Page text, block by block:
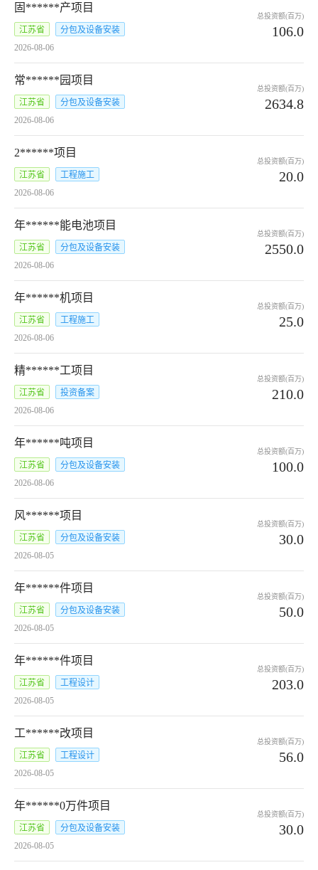
固******产项目
江苏省
分包及设备安装
2026-08-06
总投资额(百万)
106.0
常******园项目
江苏省
分包及设备安装
2026-08-06
总投资额(百万)
2634.8
2******项目
江苏省
工程施工
2026-08-06
总投资额(百万)
20.0
年******能电池项目
江苏省
分包及设备安装
2026-08-06
总投资额(百万)
2550.0
年******机项目
江苏省
工程施工
2026-08-06
总投资额(百万)
25.0
精******工项目
江苏省
投资备案
2026-08-06
总投资额(百万)
210.0
年******吨项目
江苏省
分包及设备安装
2026-08-06
总投资额(百万)
100.0
风******项目
江苏省
分包及设备安装
2026-08-05
总投资额(百万)
30.0
年******件项目
江苏省
分包及设备安装
2026-08-05
总投资额(百万)
50.0
年******件项目
江苏省
工程设计
2026-08-05
总投资额(百万)
203.0
工******改项目
江苏省
工程设计
2026-08-05
总投资额(百万)
56.0
年******0万件项目
江苏省
分包及设备安装
2026-08-05
总投资额(百万)
30.0